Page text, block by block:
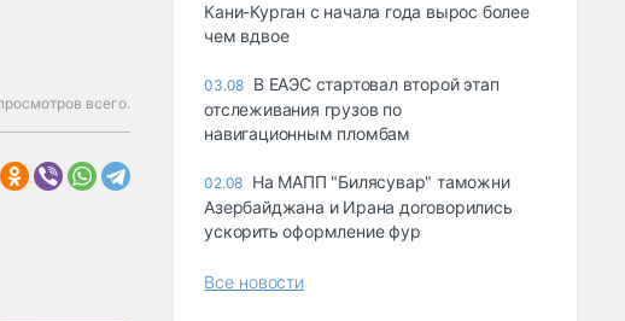
всего.
Кани-Курган с начала года вырос более
чем вдвое
03.08 В ЕАЭС стартовал второй этап
отслеживания грузов по
навигационным пломбам
02.08 На МАПП "Билясувар" таможни
Азербайджана и Ирана договорились
ускорить оформление фур
Все новости